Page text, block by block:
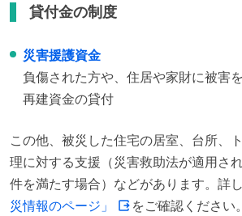
貸付金の制度
災害援護資金
負傷された方や、住居や家財に被害
再建資金の貸付
この他、被災した住宅の居室、台所、
理に対する支援（災害救助法が適用さ
件を満たす場合）などがあります。詳し
災情報のページ」
をご確認ください。